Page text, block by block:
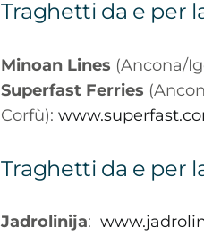
Traghetti da e per
Minoan Lines (Ancona/
Superfast Ferries
Corfù):
Traghetti da e per
Jadrolinija: